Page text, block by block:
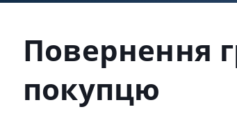
Повернення
покупцю